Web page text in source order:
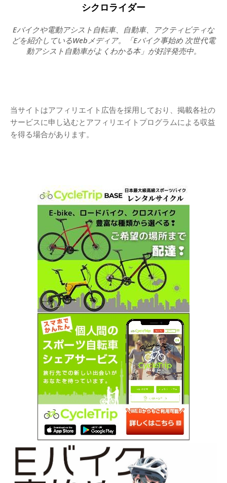
SEARCH...
シクロライダー
Eバイクや電動アシスト自転車、自動車、アクティビティな
どを紹介しているWebメディア。「Eバイク事始め 次世代電
動アシスト自動車がよくわかる本」が好評発売中。
当サイトはアフィリエイト広告を採用しており、掲載各社の
サービスに申し込むとアフィリエイトプログラムによる収益
を得る場合があります。